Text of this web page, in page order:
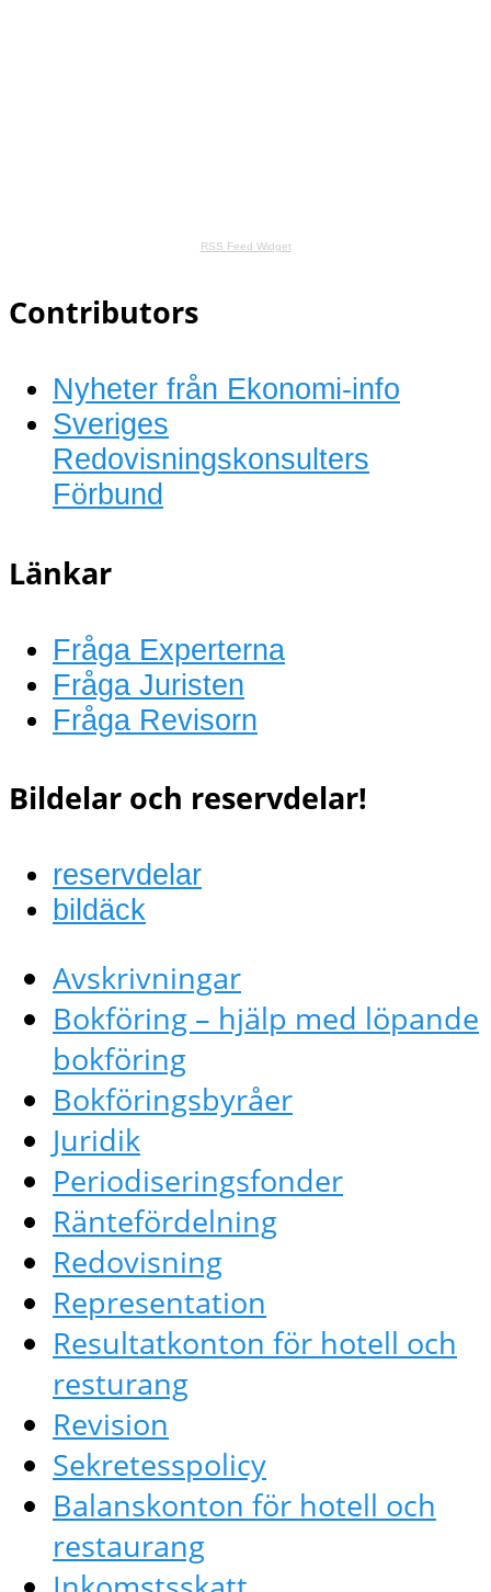
RSS Feed Widget
Contributors
Nyheter från Ekonomi-info
Sveriges
Redovisningskonsulters
Förbund
Länkar
Fråga Experterna
Fråga Juristen
Fråga Revisorn
Bildelar och reservdelar!
reservdelar
bildäck
Avskrivningar
Bokföring – hjälp med löpande
bokföring
Bokföringsbyråer
Juridik
Periodiseringsfonder
Räntefördelning
Redovisning
Representation
Resultatkonton för hotell och
resturang
Revision
Sekretesspolicy
Balanskonton för hotell och
restaurang